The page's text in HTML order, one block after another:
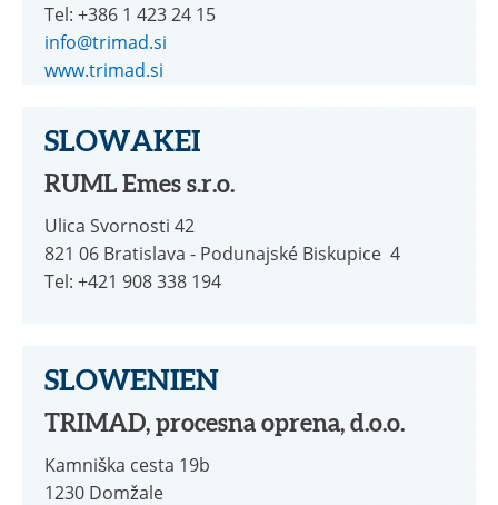
Tel: +386 1 423 24 15
info@trimad.si
www.trimad.si
SLOWAKEI
RUML Emes s.r.o.
Ulica Svornosti 42
821 06 Bratislava - Podunajské Biskupice 4
Tel: +421 908 338 194
SLOWENIEN
TRIMAD, procesna oprena, d.o.o.
Kamniška cesta 19b
1230 Domžale